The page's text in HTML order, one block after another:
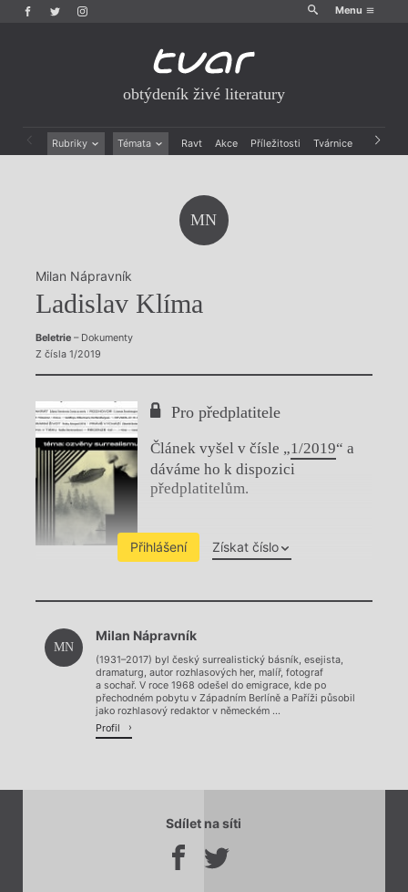
Menu
obtýdeník živé literatury
Rubriky Témata Ravt Akce Příležitosti Tvárnice Archiv
Výroční ceny
MN
Milan Nápravník
Ladislav Klíma
Beletrie– Dokumenty
Z čísla 1/2019
Pro předplatitele
Článek vyšel v čísle „1/2019“ a
dáváme ho k dispozici
předplatitelům.
Přihlášení Získat číslo
Chviličku.
Načítá se.
MN
Milan Nápravník
(1931–2017) byl český surrealistický básník, esejista,
dramaturg, autor rozhlasových her, malíř, fotograf
a sochař. V roce 1968 odešel do emigrace, kde po
přechodném pobytu v Západním Berlíně a Paříži působil
jako rozhlasový redaktor v německém ...
Profil
Sdílet na síti